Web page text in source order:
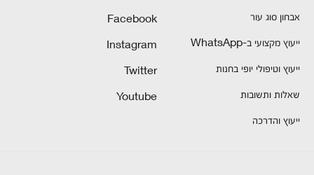
אבחון סוג עור
ייעוץ מקצועי ב-WhatsApp
ייעוץ וטיפולי יופי בחנות
שאלות ותשובות
ייעוץ והדרכה
Facebook
Instagram
Twitter
Youtube